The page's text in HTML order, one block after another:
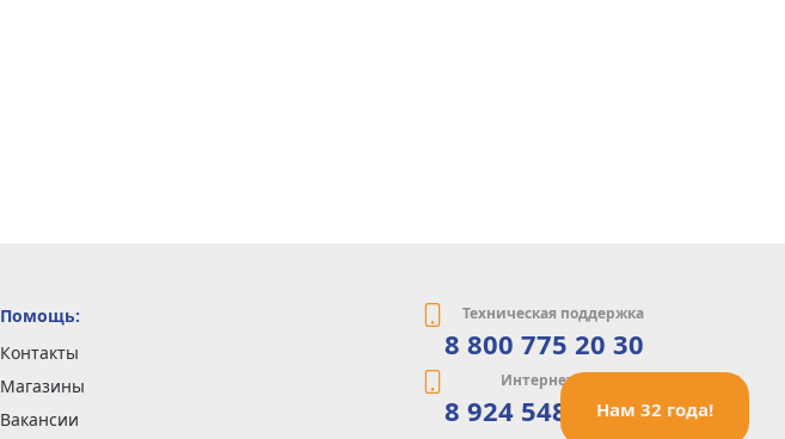
Нам 32 года!
Помощь:
Контакты
Магазины
Вакансии
Техническая поддержка
8 800 775 20 30
Интернет-магазин
8 924 548 85 07